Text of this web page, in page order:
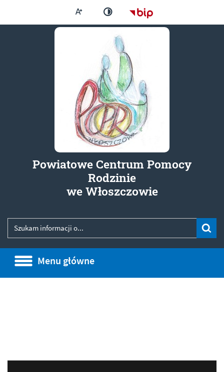
Większa czcionkaZmień kontrast Strona główna -
Powiatowe Centrum Pomocy
Rodzinie
we Włoszczowie- Aktywny
Wyszukiwarka
Wyszukiwana fraza
Menu główne
Menu główne